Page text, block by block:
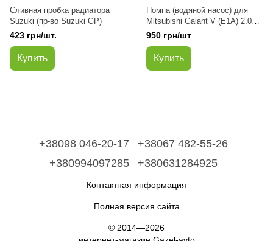
Сливная пробка радиатора
Suzuki (пр-во Suzuki GP)
423 грн/шт.
Купить
Помпа (водяной насос) для
Mitsubishi Galant V (E1A) 2.0
GLS (E15A) 75kw 102hp 4G63
(SOHC 8V) 1984/1990 бензин
седан
950 грн/шт
Купить
+38098 046-20-17
+38067 482-55-26
+380994097285
+380631284925
Контактная информация
Полная версия сайта
© 2014—2026